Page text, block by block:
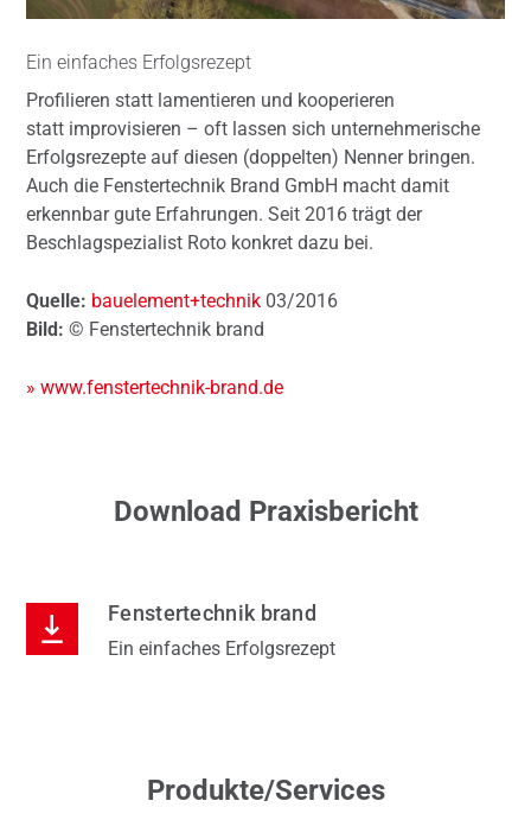
Ein einfaches Erfolgsrezept
Profilieren statt lamentieren und kooperieren
statt improvisieren – oft lassen sich unternehmerische
Erfolgsrezepte auf diesen (doppelten) Nenner bringen.
Auch die Fenstertechnik Brand GmbH macht damit
erkennbar gute Erfahrungen. Seit 2016 trägt der
Beschlagspezialist Roto konkret dazu bei.
Quelle: bauelement+technik 03/2016
Bild: © Fenstertechnik brand
» www.fenstertechnik-brand.de
Download Praxisbericht
Fenstertechnik brand
Ein einfaches Erfolgsrezept
Produkte/Services